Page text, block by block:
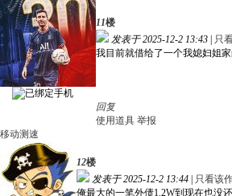
11楼
发表于 2025-12-2 13:43
只
我目前就借给了一个我媳妇姐
回复
使用道具 举报
移动测速
12楼
发表于 2025-12-2 13:44
只看该
俺最大的一笔外债1.2W到现在也没